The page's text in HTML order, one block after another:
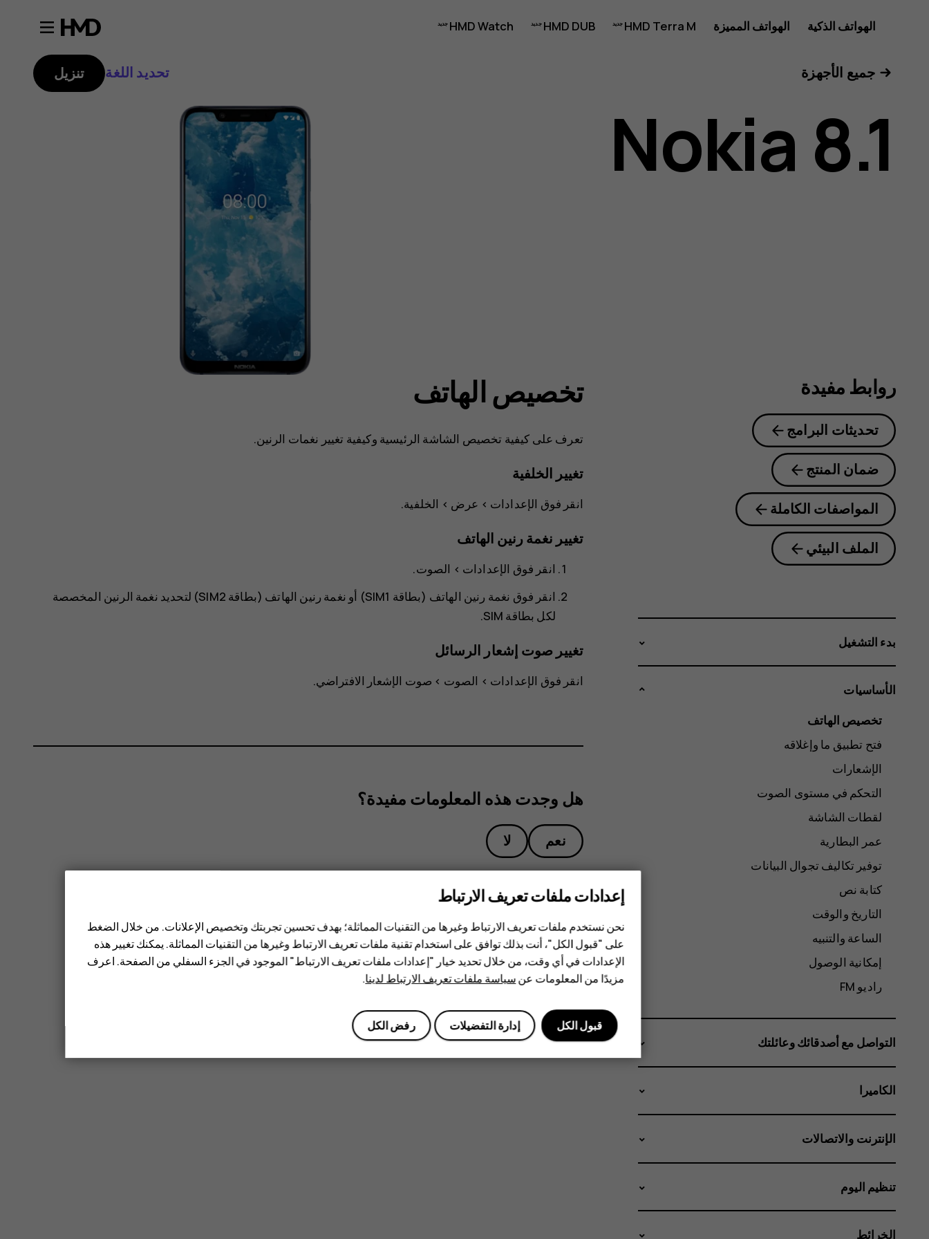
دليل
مستخدم
هاتف
الهواتف الذكية الهواتف المميزة HMD Terra M
HMD DUB
HMD Watch
جميع الأجهزة تحديد اللغة تنزيل
Nokia 8.1
تخصيص الهاتف
تعرف على كيفية تخصيص الشاشة الرئيسية وكيفية تغيير نغمات الرنين.
تغيير الخلفية
انقر فوق >
> الخلفية.
تغيير نغمة رنين الهاتف
انقر فوق الإعدادات > الصوت.
انقر فوق نغمة رنين الهاتف (بطاقة SIM1) أو نغمة رنين الهاتف (بطاقة SIM2)
لتحديد نغمة الرنين المخصصة
لكل بطاقة SIM.
تغيير صوت إشعار الرسائل
انقر فوق الإعدادات > الصوت > صوت الإشعار الافتراضي.
هل وجدت هذه المعلومات مفيدة؟
نعم لا
روابط مفيدة
تحديثات البرامج
ضمان المنتج
المواصفات الكاملة
الملف البيئي
بدء التشغيل
الأساسيات
تخصيص الهاتف
فتح تطبيق ما وإغلاقه
الإشعارات
التحكم في مستوى الصوت
لقطات الشاشة
عمر البطارية
توفير تكاليف تجوال البيانات
كتابة نص
التاريخ والوقت
الساعة والتنبيه
إمكانية الوصول
راديو FM
التواصل مع أصدقائك وعائلتك
الكاميرا
الإنترنت والاتصالات
تنظيم اليوم
الخرائط
إعدادات ملفات تعريف الارتباط
نحن نستخدم ملفات تعريف الارتباط وغيرها من التقنيات المماثلة؛ بهدف تحسين تجربتك وتخصيص الإعلانات. من خلال الضغط
على "قبول الكل"، أنت بذلك توافق على استخدام تقنية ملفات تعريف الارتباط وغيرها من التقنيات المماثلة. يمكنك تغيير هذه
الإعدادات في أي وقت، من خلال تحديد خيار "إعدادات ملفات تعريف الارتباط" الموجود في الجزء السفلي من الصفحة. اعرف
مزيدًا من المعلومات عنسياسة ملفات تعريف الارتباط لدينا.
رفض الكل إدارة التفضيلات قبول الكل